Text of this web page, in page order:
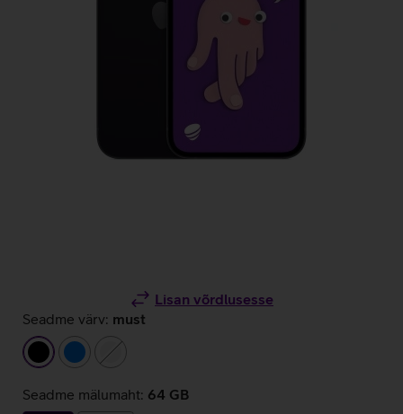
Lisan võrdlusesse
Seadme värv: must
must
sininevalge
Seadme mälumaht: 64 GB